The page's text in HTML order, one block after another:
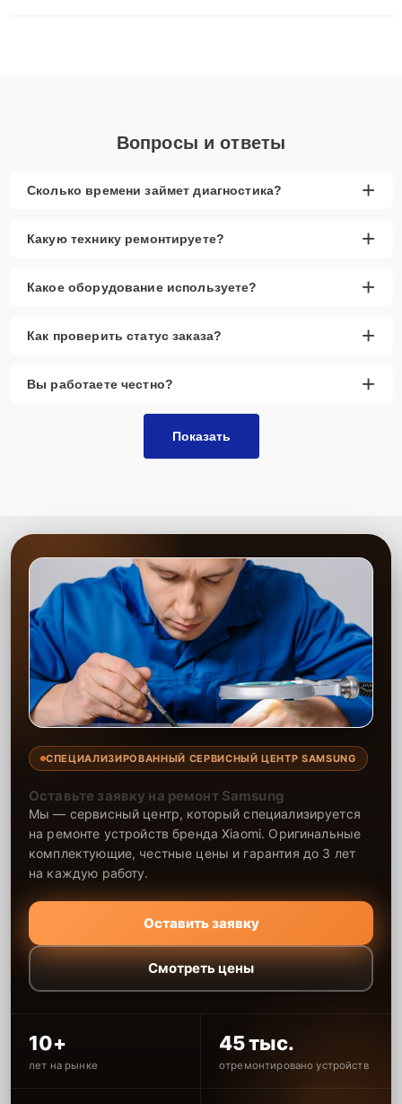
Вопросы и ответы
Сколько времени займет диагностика? +
Какую технику ремонтируете? +
Какое оборудование используете? +
Как проверить статус заказа? +
Вы работаете честно? +
Показать
СПЕЦИАЛИЗИРОВАННЫЙ СЕРВИСНЫЙ ЦЕНТР SAMSUNG
Оставьте заявку на ремонт Samsung
Мы — сервисный центр, который специализируется
на ремонте устройств бренда Xiaomi. Оригинальные
комплектующие, честные цены и гарантия до 3 лет
на каждую работу.
Оставить заявку
Смотреть цены
10+
лет на рынке
45 тыс.
отремонтировано устройств